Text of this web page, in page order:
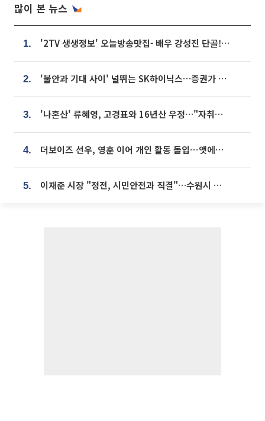
많이 본 뉴스
1. '2TV 생생정보' 오늘방송맛집- 배우 강성진 단골! 쌀국수ㆍ푸팟퐁 커리 맛집 '블○○○'
2. '불안과 기대 사이' 널뛰는 SK하이닉스…증권가 "HBM4·LTA 기반 펀터멘털 견고"
3. '나혼산' 류혜영, 고경표와 16년산 우정…"자취방서 부모님과 마주쳐"
4. 더보이즈 선우, 영훈 이어 개인 활동 돌입⋯앳에어리어와 전속계약
5. 이재준 시장 "정전, 시민안전과 직결"…수원시 비상대응체계 가동